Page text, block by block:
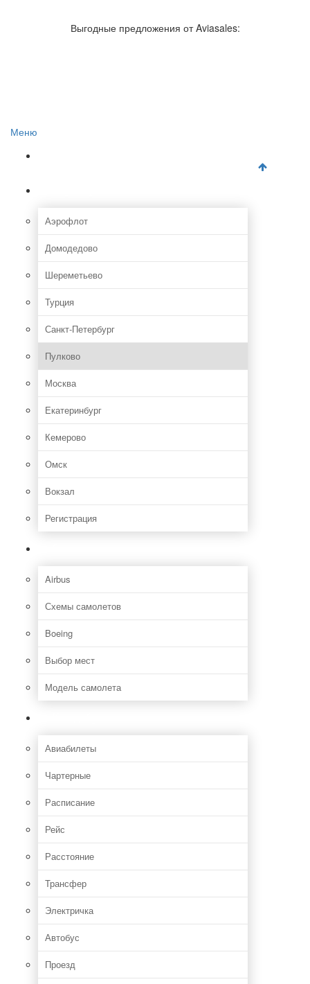
Отзывы об авиакомпаниях
Отзывы об аэропортах
Выгодные предложения от Aviasales:
Меню
Аэрофлот
Домодедово
Шереметьево
Турция
Санкт-Петербург
Пулково
Москва
Екатеринбург
Кемерово
Омск
Вокзал
Регистрация
Airbus
Схемы самолетов
Boeing
Выбор мест
Модель самолета
Авиабилеты
Чартерные
Расписание
Рейс
Расстояние
Трансфер
Электричка
Автобус
Проезд